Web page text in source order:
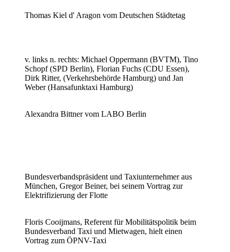
Thomas Kiel d' Aragon vom Deutschen Städtetag
v. links n. rechts: Michael Oppermann (BVTM), Tino
Schopf (SPD Berlin), Florian Fuchs (CDU Essen),
Dirk Ritter, (Verkehrsbehörde Hamburg) und Jan
Weber (Hansafunktaxi Hamburg)
Alexandra Bittner vom LABO Berlin
Bundesverbandspräsident und Taxiunternehmer aus
München, Gregor Beiner, bei seinem Vortrag zur
Elektrifizierung der Flotte
Floris Cooijmans, Referent für Mobilitätspolitik beim
Bundesverband Taxi und Mietwagen, hielt einen
Vortrag zum ÖPNV-Taxi